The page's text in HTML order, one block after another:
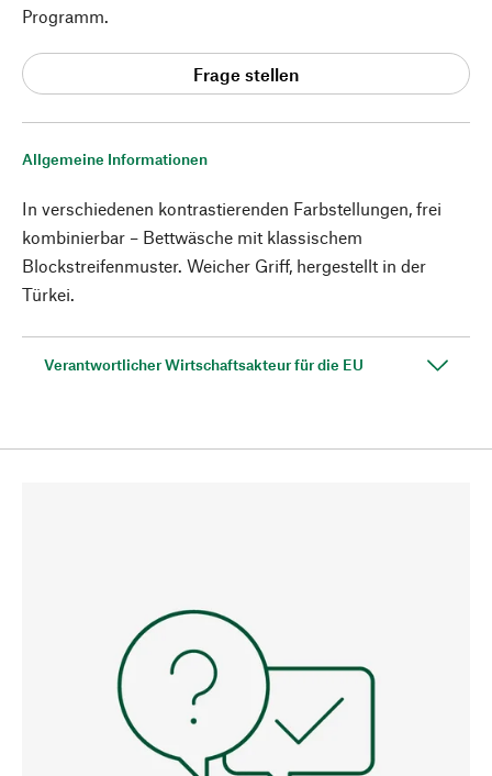
Allgemeine Informationen
In verschiedenen kontrastierenden Farbstellungen, frei
kombinierbar – Bettwäsche mit klassischem
Blockstreifenmuster. Weicher Griff, hergestellt in der
Türkei.
Verantwortlicher Wirtschaftsakteur für die EU
Programm.
Frage stellen